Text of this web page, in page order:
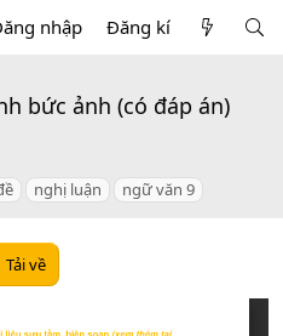
nhập Đăng kí
bức ảnh (có đáp án)
nghị luận ngữ văn 9
Tải về